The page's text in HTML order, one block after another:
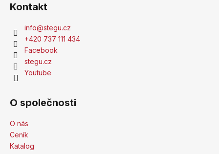
Kontakt
info@stegu.cz
+420 737 111 434
Facebook
stegu.cz
Youtube
O společnosti
O nás
Ceník
Katalog